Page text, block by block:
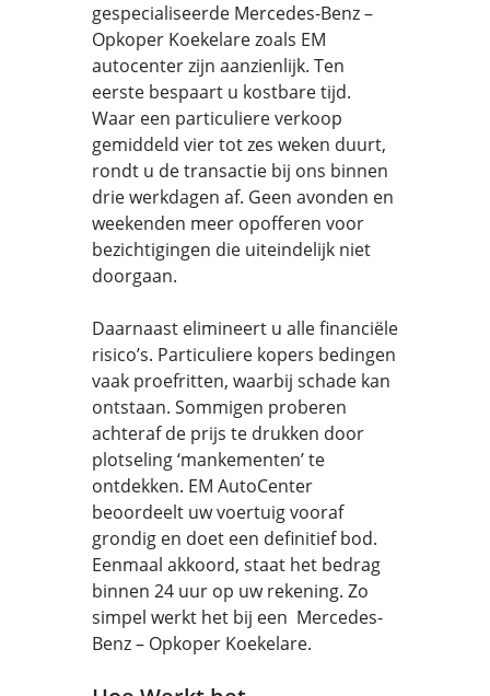
gespecialiseerde Mercedes-Benz –
Opkoper Koekelare zoals EM
autocenter zijn aanzienlijk. Ten
eerste bespaart u kostbare tijd.
Waar een particuliere verkoop
gemiddeld vier tot zes weken duurt,
rondt u de transactie bij ons binnen
drie werkdagen af. Geen avonden en
weekenden meer opofferen voor
bezichtigingen die uiteindelijk niet
doorgaan.
Daarnaast elimineert u alle financiële
risico’s. Particuliere kopers bedingen
vaak proefritten, waarbij schade kan
ontstaan. Sommigen proberen
achteraf de prijs te drukken door
plotseling ‘mankementen’ te
ontdekken. EM AutoCenter
beoordeelt uw voertuig vooraf
grondig en doet een definitief bod.
Eenmaal akkoord, staat het bedrag
binnen 24 uur op uw rekening. Zo
simpel werkt het bij een Mercedes-
Benz – Opkoper Koekelare.